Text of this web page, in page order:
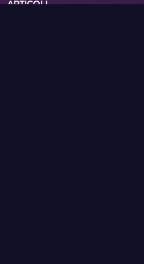
ARTICOLI